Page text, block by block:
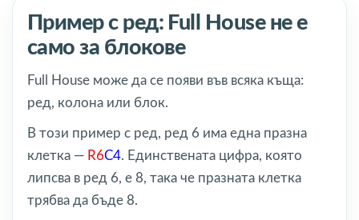
Пример с ред: Full House не е
само за блокове
Full House може да се появи във всяка къща:
ред, колона или блок.
В този пример с ред, ред 6 има една празна
клетка — R6C4. Единствената цифра, която
липсва в ред 6, е 8, така че празната клетка
трябва да бъде 8.